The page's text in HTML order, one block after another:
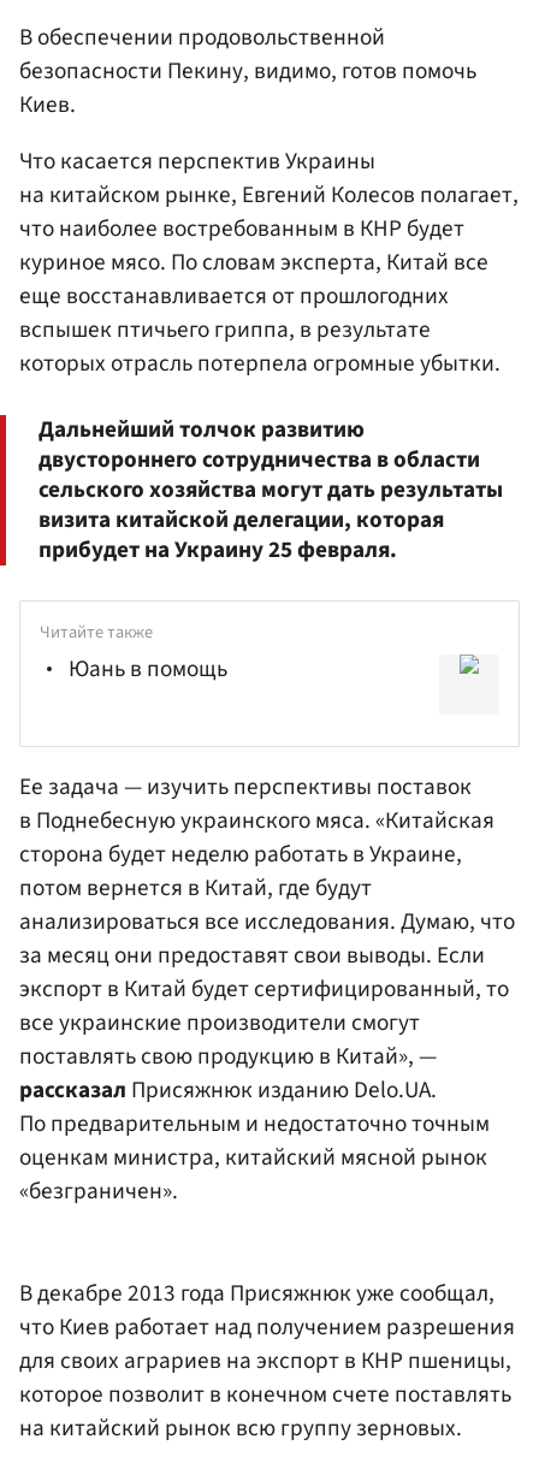
В обеспечении продовольственной
безопасности Пекину, видимо, готов помочь
Киев.
Что касается перспектив Украины
на китайском рынке, Евгений Колесов полагает,
что наиболее востребованным в КНР будет
куриное мясо. По словам эксперта, Китай все
еще восстанавливается от прошлогодних
вспышек птичьего гриппа, в результате
которых отрасль потерпела огромные убытки.
Дальнейший толчок развитию
двустороннего сотрудничества в области
сельского хозяйства могут дать результаты
визита китайской делегации, которая
прибудет на Украину 25 февраля.
Читайте также
Юань в помощь
Ее задача — изучить перспективы поставок
в Поднебесную украинского мяса. «Китайская
сторона будет неделю работать в Украине,
потом вернется в Китай, где будут
анализироваться все исследования. Думаю, что
за месяц они предоставят свои выводы. Если
экспорт в Китай будет сертифицированный, то
все украинские производители смогут
поставлять свою продукцию в Китай», —
рассказал Присяжнюк изданию Delo.UA.
По предварительным и недостаточно точным
оценкам министра, китайский мясной рынок
«безграничен».
В декабре 2013 года Присяжнюк уже сообщал,
что Киев работает над получением разрешения
для своих аграриев на экспорт в КНР пшеницы,
которое позволит в конечном счете поставлять
на китайский рынок всю группу зерновых.